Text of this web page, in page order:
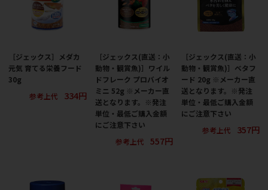
［ジェックス］メダカ
元気 育てる栄養フード
30g
参考上代
334円
［ジェックス(直送：小
動物・観賞魚)］ワイル
ドフレーク プロバイオ
ミニ 52g ※メーカー直
送となります。※発注
単位・最低ご購入金額
にご注意下さい
参考上代
557円
［ジェックス(直送：小
動物・観賞魚)］ベタフ
ード 20g ※メーカー直
送となります。※発注
単位・最低ご購入金額
にご注意下さい
参考上代
357円